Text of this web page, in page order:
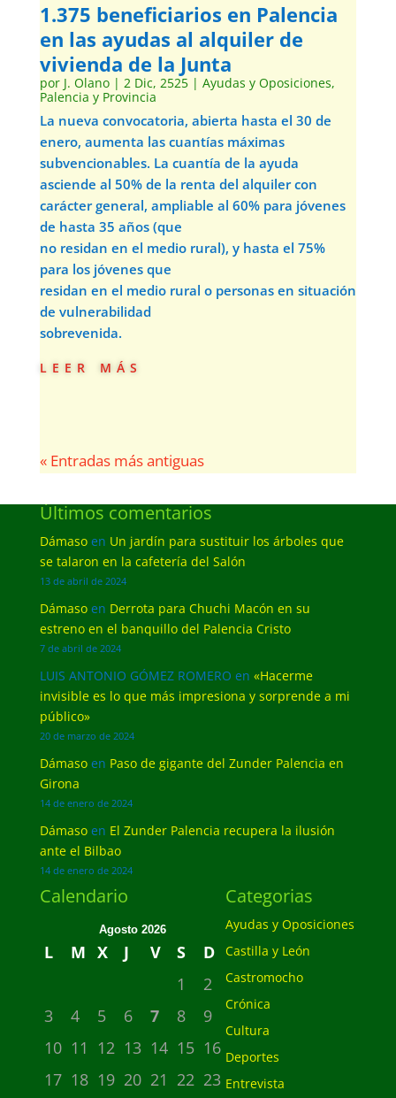
1.375 beneficiarios en Palencia
en las ayudas al alquiler de
vivienda de la Junta
por J. Olano| 2 Dic, 2525| Ayudas y Oposiciones,
Palencia y Provincia
La nueva convocatoria, abierta hasta el 30 de
enero, aumenta las cuantías máximas
subvencionables. La cuantía de la ayuda
asciende al 50% de la renta del alquiler con
carácter general, ampliable al 60% para jóvenes
de hasta 35 años (que
no residan en el medio rural), y hasta el 75%
para los jóvenes que
residan en el medio rural o personas en situación
de vulnerabilidad
sobrevenida.
leer más
« Entradas más antiguas
Últimos comentarios
Dámasoen Un jardín para sustituir los árboles que
se talaron en la cafetería del Salón
13 de abril de 2024
Dámasoen Derrota para Chuchi Macón en su
estreno en el banquillo del Palencia Cristo
7 de abril de 2024
LUIS ANTONIO GÓMEZ ROMERO en «Hacerme
invisible es lo que más impresiona y sorprende a mi
público»
20 de marzo de 2024
Dámasoen Paso de gigante del Zunder Palencia en
Girona
14 de enero de 2024
Dámasoen El Zunder Palencia recupera la ilusión
ante el Bilbao
14 de enero de 2024
Calendario
Agosto 2026
L M X J V S
D
1
2
3
4 5 6 7 8
9
10 11 12 13 14 15 16
17 18 19 20 21 22 23
Categorias
Ayudas y Oposiciones
Castilla y León
Castromocho
Crónica
Cultura
Deportes
Entrevista